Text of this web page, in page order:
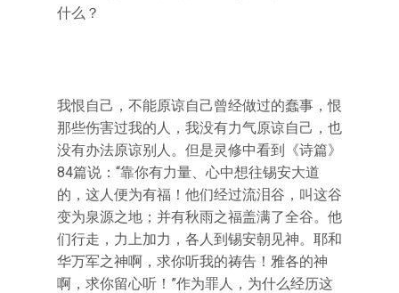
什么？
我恨自己，不能原谅自己曾经做过的蠢事，恨
那些伤害过我的人，我没有力气原谅自己，也
没有办法原谅别人。但是灵修中看到《诗篇》
84篇说：“靠你有力量、心中想往锡安大道
的，这人便为有福！他们经过流泪谷，叫这谷
变为泉源之地；并有秋雨之福盖满了全谷。他
们行走，力上加力，各人到锡安朝见神。耶和
华万军之神啊，求你听我的祷告！雅各的神
啊，求你留心听！”作为罪人，为什么经历这